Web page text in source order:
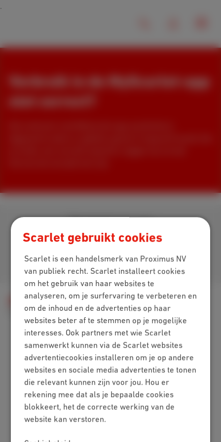
Verbruik in de MyScarlet-app
niet correct?
Scarlet gebruikt cookies
Scarlet is een handelsmerk van Proximus NV
van publiek recht. Scarlet installeert cookies
om het gebruik van haar websites te
analyseren, om je surfervaring te verbeteren en
om de inhoud en de advertenties op haar
websites beter af te stemmen op je mogelijke
interesses. Ook partners met wie Scarlet
samenwerkt kunnen via de Scarlet websites
advertentiecookies installeren om je op andere
websites en sociale media advertenties te tonen
die relevant kunnen zijn voor jou. Hou er
rekening mee dat als je bepaalde cookies
blokkeert, het de correcte werking van de
website kan verstoren.
Je vindt ons op
Hulp Klantenzone
MyScarlet
Problemen
Verbruik in de MyScarlet-app niet correct?
Packs
Internet + mobiel
Internet + tv + mobiel
Internet + tv + vaste lijn
Digitale tv